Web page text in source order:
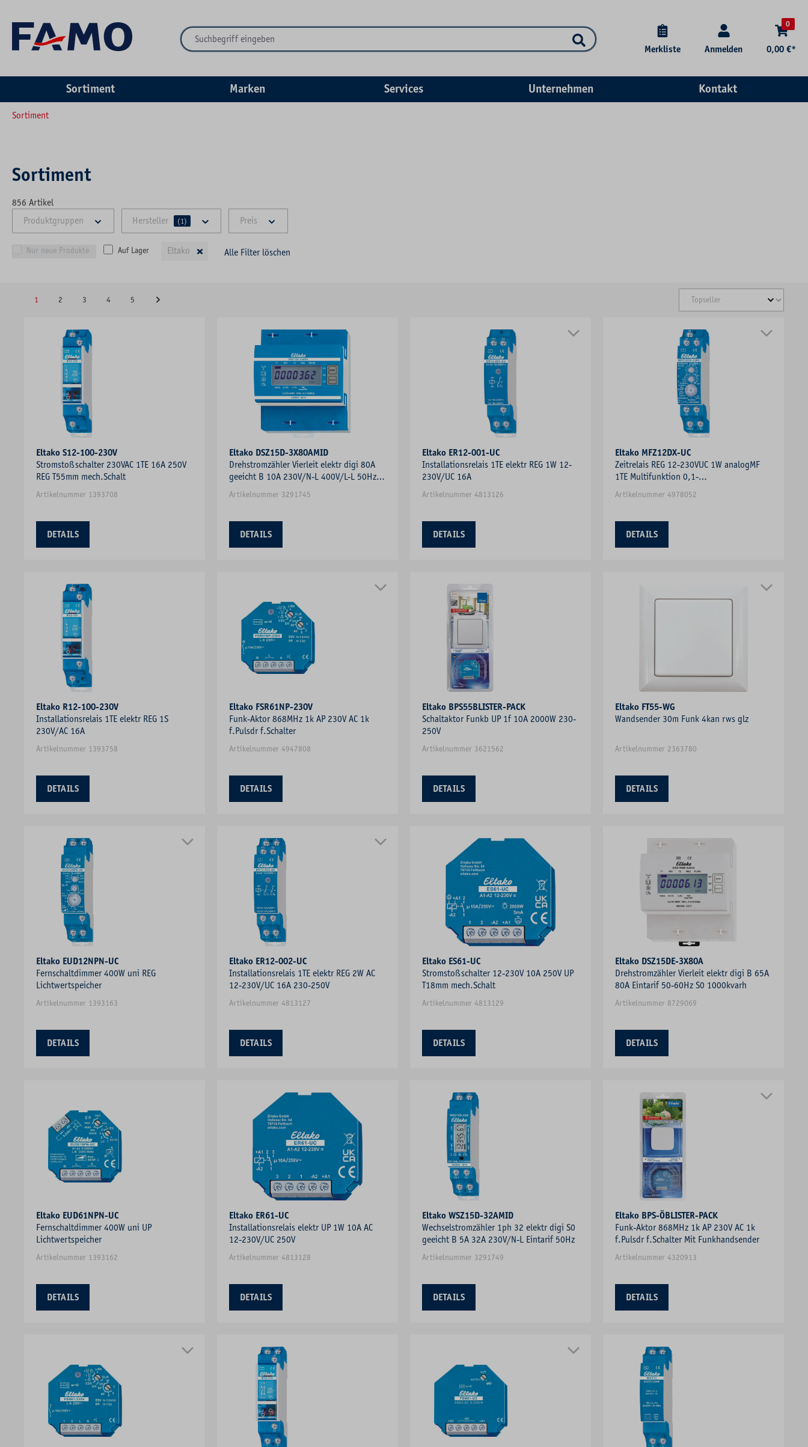
Merkliste Anmelden
0
0,00 €*
Sortiment Marken Services Unternehmen Kontakt
Sortiment
Sortiment
856 Artikel
Produktgruppen
Hersteller (1) Preis
Nur neue Produkte Auf Lager Eltako × Alle Filter löschen
1 2 3 4 5
Eltako S12-100-230V
Stromstoßschalter 230VAC 1TE 16A 250V
REG T55mm mech.Schalt
Artikelnummer 1393708
DETAILS
Eltako DSZ15D-3X80AMID
Drehstromzähler Vierleit elektr digi 80A
geeicht B 10A 230V/N-L 400V/L-L 50Hz
S0
Artikelnummer 3291745
DETAILS
Eltako ER12-001-UC
Installationsrelais 1TE elektr REG 1W 12-
230V/UC 16A
Artikelnummer 4813126
DETAILS
Eltako MFZ12DX-UC
Zeitrelais REG 12-230VUC 1W analogMF
1TE Multifunktion 0,1-
40Minuten/Stunden
Artikelnummer 4978052
DETAILS
Eltako R12-100-230V
Installationsrelais 1TE elektr REG 1S
230V/AC 16A
Artikelnummer 1393758
DETAILS
Eltako FSR61NP-230V
Funk-Aktor 868MHz 1k AP 230V AC 1k
f.Pulsdr f.Schalter
Artikelnummer 4947808
DETAILS
Eltako BPS55BLISTER-PACK
Schaltaktor Funkb UP 1f 10A 2000W 230-
250V
Artikelnummer 3621562
DETAILS
Eltako FT55-WG
Wandsender 30m Funk 4kan rws glz
Artikelnummer 2363780
DETAILS
Eltako EUD12NPN-UC
Fernschaltdimmer 400W uni REG
Lichtwertspeicher
Artikelnummer 1393163
DETAILS
Eltako ER12-002-UC
Installationsrelais 1TE elektr REG 2W AC
12-230V/UC 16A 230-250V
Artikelnummer 4813127
DETAILS
Eltako ES61-UC
Stromstoßschalter 12-230V 10A 250V UP
T18mm mech.Schalt
Artikelnummer 4813129
DETAILS
Eltako DSZ15DE-3X80A
Drehstromzähler Vierleit elektr digi B 65A
80A Eintarif 50-60Hz S0 1000kvarh
Artikelnummer 8729069
DETAILS
Eltako EUD61NPN-UC
Fernschaltdimmer 400W uni UP
Lichtwertspeicher
Artikelnummer 1393162
DETAILS
Eltako ER61-UC
Installationsrelais elektr UP 1W 10A AC
12-230V/UC 250V
Artikelnummer 4813128
DETAILS
Eltako WSZ15D-32AMID
Wechselstromzähler 1ph 32 elektr digi S0
geeicht B 5A 32A 230V/N-L Eintarif 50Hz
Artikelnummer 3291749
DETAILS
Eltako BPS-ÖBLISTER-PACK
Funk-Aktor 868MHz 1k AP 230V AC 1k
f.Pulsdr f.Schalter Mit Funkhandsender
Artikelnummer 4320913
DETAILS